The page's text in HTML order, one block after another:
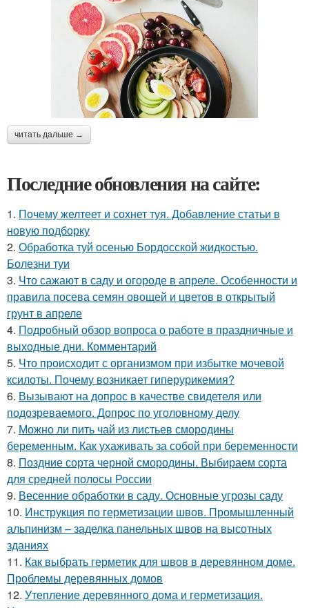
читать дальше →
Последние обновления на сайте:
1. Почему желтеет и сохнет туя. Добавление статьи в
новую подборку
2. Обработка туй осенью Бордосской жидкостью.
Болезни туи
3. Что сажают в саду и огороде в апреле. Особенности и
правила посева семян овощей и цветов в открытый
грунт в апреле
4. Подробный обзор вопроса о работе в праздничные и
выходные дни. Комментарий
5. Что происходит с организмом при избытке мочевой
ксилоты. Почему возникает гиперурикемия?
6. Вызывают на допрос в качестве свидетеля или
подозреваемого. Допрос по уголовному делу
7. Можно ли пить чай из листьев смородины
беременным. Как ухаживать за собой при беременности
8. Поздние сорта черной смородины. Выбираем сорта
для средней полосы России
9. Весенние обработки в саду. Основные угрозы саду
10. Инструкция по герметизации швов. Промышленный
альпинизм – заделка панельных швов на высотных
зданиях
11. Как выбрать герметик для швов в деревянном доме.
Проблемы деревянных домов
12. Утепление деревянного дома и герметизация.